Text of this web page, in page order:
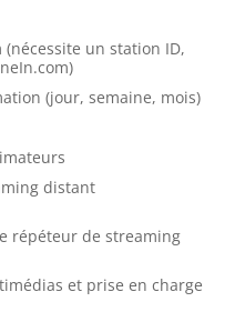
un station ID,
(jour, semaine, mois)
distant
répéteur de streaming
et prise en charge